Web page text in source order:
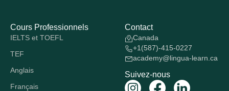
Cours Professionnels
IELTS et TOEFL
TEF
Anglais
Français
Contact
Canada
+1(587)-415-0227
academy@lingua-learn.ca
Suivez-nous